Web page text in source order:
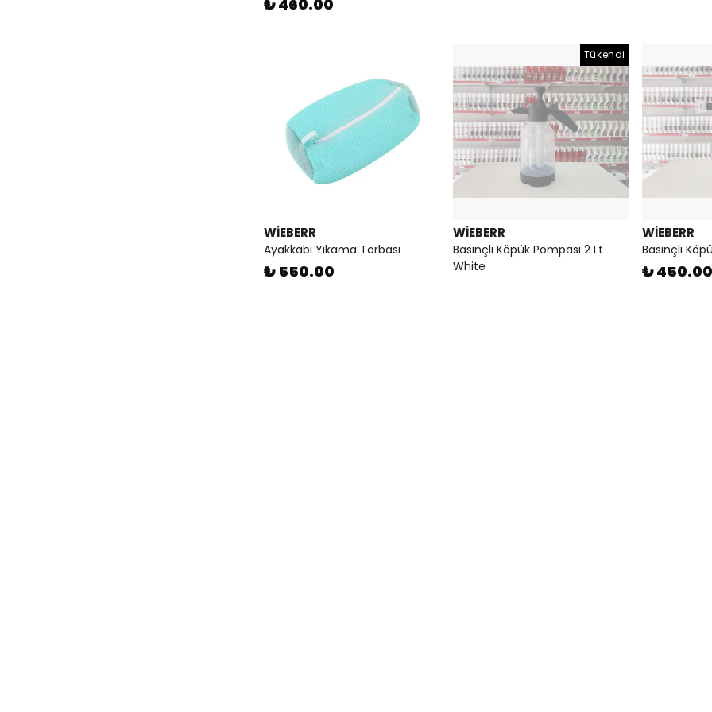
₺ 460.00
WİEBERR
Ayakkabı Yıkama Torbası
₺ 550.00
Tükendi
WİEBERR
Basınçlı Köpük Pompası 2 Lt
White
WİEBERR
Basınçlı
₺ 450.00